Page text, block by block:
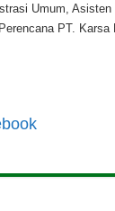
Umum, Asisten
PT. Karsa